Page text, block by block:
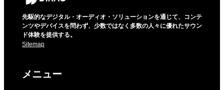
先駆的なデジタル・オーディオ・ソリューションを通じて、コンテ
ンツやデバイスを問わず、少数ではなく多数の人々に優れたサウン
ド体験を提供する。
Sitemap
メニュー